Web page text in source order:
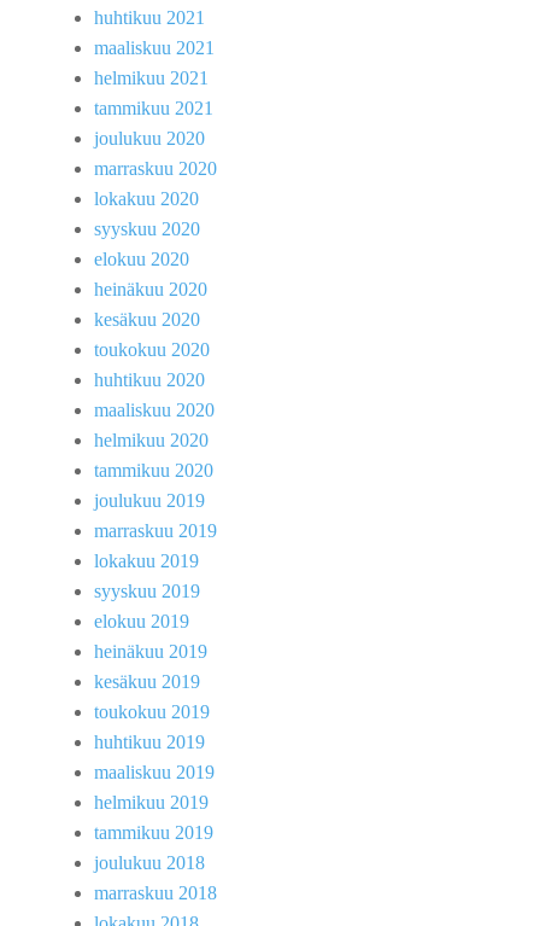
huhtikuu 2021
maaliskuu 2021
helmikuu 2021
tammikuu 2021
joulukuu 2020
marraskuu 2020
lokakuu 2020
syyskuu 2020
elokuu 2020
heinäkuu 2020
kesäkuu 2020
toukokuu 2020
huhtikuu 2020
maaliskuu 2020
helmikuu 2020
tammikuu 2020
joulukuu 2019
marraskuu 2019
lokakuu 2019
syyskuu 2019
elokuu 2019
heinäkuu 2019
kesäkuu 2019
toukokuu 2019
huhtikuu 2019
maaliskuu 2019
helmikuu 2019
tammikuu 2019
joulukuu 2018
marraskuu 2018